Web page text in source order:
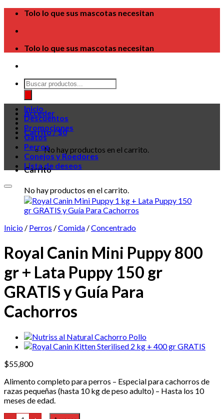
Skip
content
Tolo lo que sus mascotas necesitan
Tolo lo que sus mascotas necesitan
Búsqueda
de
productos
Acceder
Carrito /$0
No hay productos en el carrito.
Carrito
No hay productos en el carrito.
Inicio
Descuentos
Promociones
Gatos
Perros
Conejos y Roedores
Lista de deseos
Inicio / Perros /Comida /Concentrado
Royal Canin Mini Puppy 800
gr + Lata Puppy 150 gr
GRATIS y Guía Para
Cachorros
$55,800
Alimento completo para perros – Especial para cachorros de
razas pequeñas (hasta 10 kg de peso adulto) – Hasta los 10
meses de edad.
Royal